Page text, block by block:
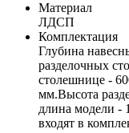
Материал
ЛДСП
Комплектация
Глубина
разделочных
столешнице -
мм.Высота
длина модели -
входят в